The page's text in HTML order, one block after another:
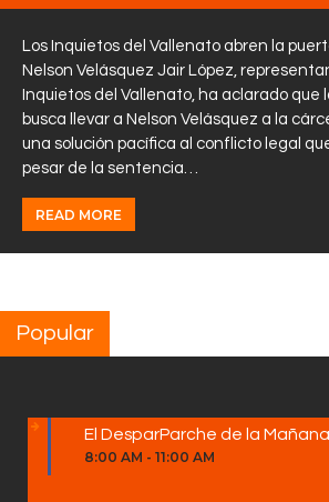
Los Inquietos del Vallenato abren la
Nelson Velásquez Jair López,
Inquietos del Vallenato, ha aclarado que
busca llevar a Nelson Velásquez a la
una solución pacífica al conflicto legal
pesar de la sentencia…
READ MORE
Popular
El DesparParche de la Mañana
8:00 AM - 11:00 AM